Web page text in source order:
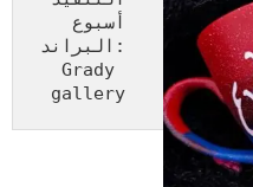
Grady
gallery